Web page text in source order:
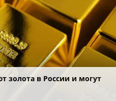
золота в России и могут